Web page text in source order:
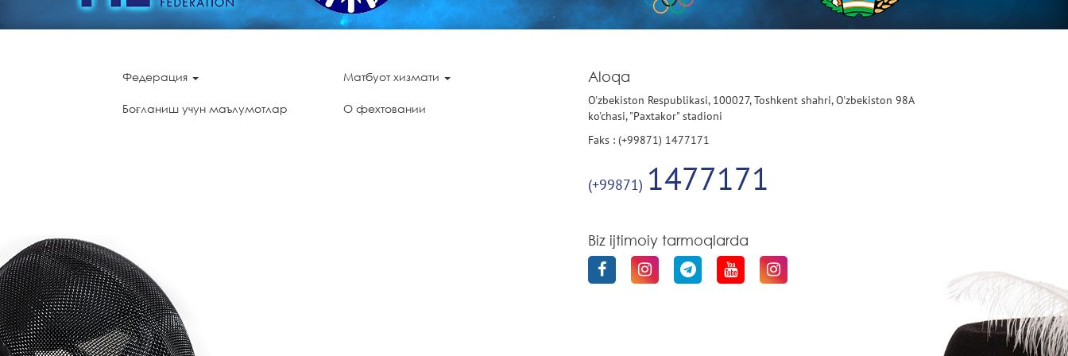
Федерация Матбуот хизмати
Боғланиш учун маълумотлар О фехтовании
Aloqa
O'zbekiston Respublikasi, 100027, Toshkent shahri, O'zbekiston 98A
ko'chasi, "Paxtakor" stadioni
Faks : (+99871) 1477171
(+99871) 1477171
Biz ijtimoiy tarmoqlarda